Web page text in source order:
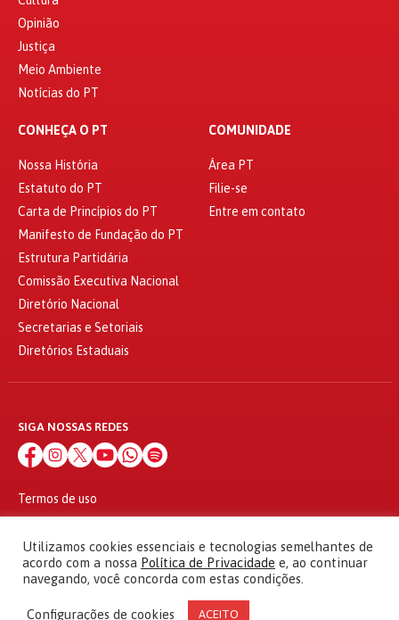
Opinião
Justiça
Meio Ambiente
Notícias do PT
CONHEÇA O PT
Nossa História
Estatuto do PT
Carta de Princípios do PT
Manifesto de Fundação do PT
Estrutura Partidária
Comissão Executiva Nacional
Diretório Nacional
Secretarias e Setoriais
Diretórios Estaduais
COMUNIDADE
Área PT
Filie-se
Entre em contato
SIGA NOSSAS REDES
Termos de uso
© 2010 - 2026
Partido dos Trabalhadores Todos os direitos reservados
Utilizamos cookies essenciais e tecnologias semelhantes de
acordo com a nossa Política de Privacidade e, ao continuar
navegando, você concorda com estas condições.
Configurações de cookies ACEITO